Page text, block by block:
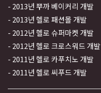
- 2013년 뿌까 베이커리 개발
- 2013년 헬로 패션몰 개발
- 2012년 헬로 슈퍼마켓 개발
- 2012년 헬로 크로스워드 개발
- 2011년 헬로 카푸치노 개발
- 2011년 헬로 씨푸드 개발